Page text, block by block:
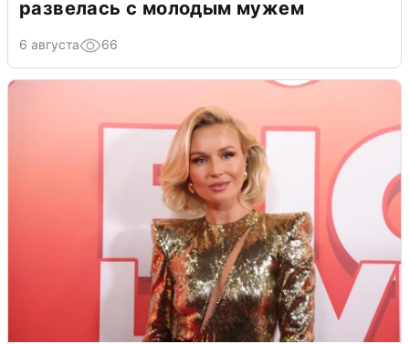
развелась с молодым мужем
6 августа 66